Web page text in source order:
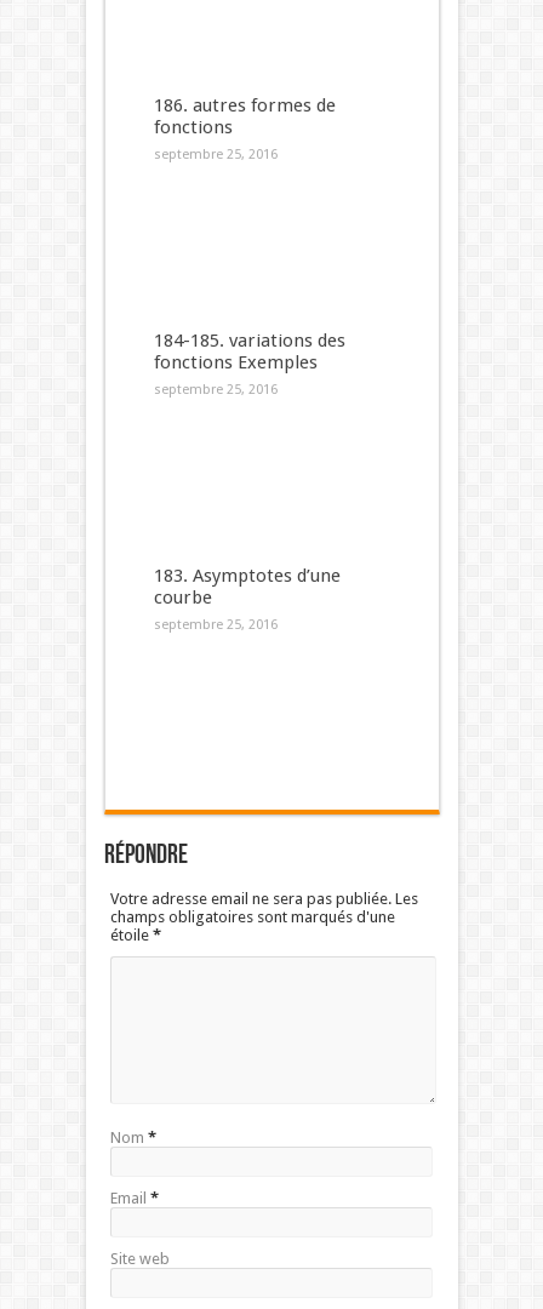
186. autres formes de
fonctions
septembre 25, 2016
184-185. variations des
fonctions Exemples
septembre 25, 2016
183. Asymptotes d’une
courbe
septembre 25, 2016
Répondre
Votre adresse email ne sera pas publiée. Les
champs obligatoires sont marqués d'une
étoile *
Nom *
Email *
Site web